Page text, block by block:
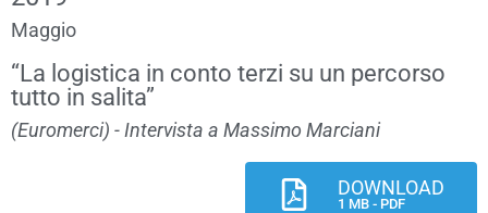
Maggio
“La logistica in conto terzi su un percorso
tutto in salita”
(Euromerci) - Intervista a Massimo Marciani
DOWNLOAD
1 MB - PDF